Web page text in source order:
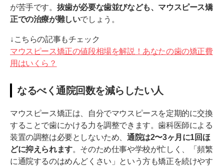
が苦手です。 抜歯が必要な歯並びなども、マウスピース矯
正での治療が難しいでしょう。
↓こちらの記事もチェック
マウスピース矯正の値段相場を解説！あなたの歯の矯正費
用はいくら？
なるべく通院回数を減らしたい人
マウスピース矯正は、自分でマウスピースを定期的に交換
することで歯にかける力を調整できます。歯科医師による
装置の調整は必要としないため、 通院は2〜3ヶ月に1回ほ
どに抑えられます。そのため仕事や学校が忙しく、「頻繁
に通院するのはめんどくさい」という方も矯正を続けやす